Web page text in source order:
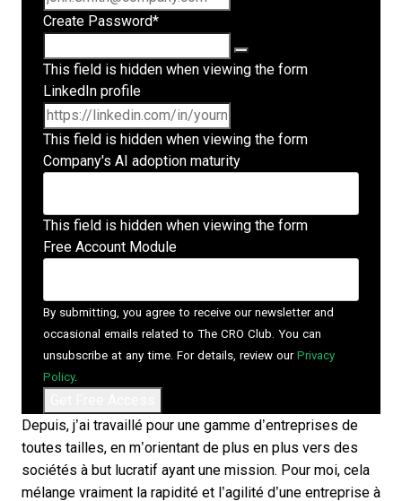
Create Password*
This field is hidden when viewing the form
LinkedIn profile
This field is hidden when viewing the form
Company's AI adoption maturity
This field is hidden when viewing the form
Free Account Module
By submitting, you agree to receive our newsletter and
occasional emails related to The CRO Club. You can
unsubscribe at any time. For details, review our Privacy
Policy.
Depuis, j’ai travaillé pour une gamme d’entreprises de
toutes tailles, en m’orientant de plus en plus vers des
sociétés à but lucratif ayant une mission. Pour moi, cela
mélange vraiment la rapidité et l’agilité d’une entreprise à